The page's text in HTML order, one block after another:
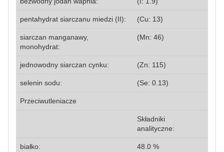
pentahydrat siarczanu miedzi (II): (Cu: 13)
siarczan manganawy,
monohydrat:
(Mn: 46)
jednowodny siarczan cynku: (Zn: 115)
selenin sodu: (Se: 0.13)
Przeciwutleniacze
Składniki
analityczne:
białko: 48.0 %